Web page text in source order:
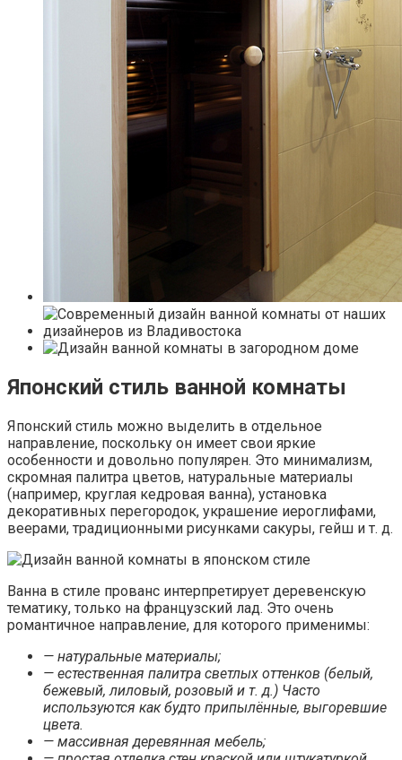
Японский стиль ванной комнаты
Японский стиль можно выделить в отдельное
направление, поскольку он имеет свои яркие
особенности и довольно популярен. Это минимализм,
скромная палитра цветов, натуральные материалы
(например, круглая кедровая ванна), установка
декоративных перегородок, украшение иероглифами,
веерами, традиционными рисунками сакуры, гейш и т. д.
Ванна в стиле прованс интерпретирует деревенскую
тематику, только на французский лад. Это очень
романтичное направление, для которого применимы:
— натуральные материалы;
— естественная палитра светлых оттенков (белый,
бежевый, лиловый, розовый и т. д.) Часто
используются как будто припылённые, выгоревшие
цвета.
— массивная деревянная мебель;